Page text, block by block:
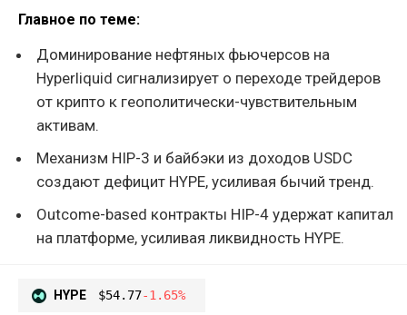
Главное по теме:
Доминирование нефтяных фьючерсов на
Hyperliquid сигнализирует о переходе трейдеров
от крипто к геополитически-чувствительным
активам.
Механизм HIP-3 и байбэки из доходов USDC
создают дефицит HYPE, усиливая бычий тренд.
Outcome-based контракты HIP-4 удержат капитал
на платформе, усиливая ликвидность HYPE.
HYPE $54.77-1.65%